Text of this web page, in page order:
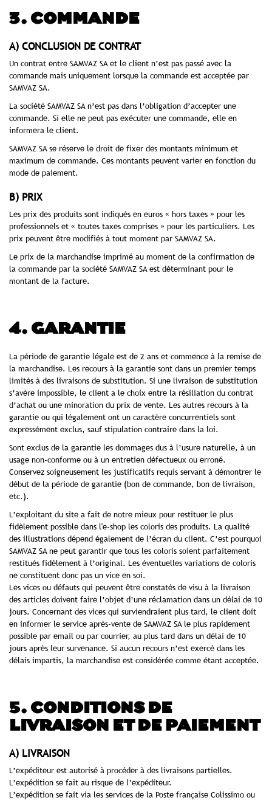
3. COMMANDE
A) CONCLUSION DE CONTRAT
Un contrat entre SAMVAZ SA et le client n’est pas passé avec la
commande mais uniquement lorsque la commande est acceptée par
SAMVAZ SA.
La société SAMVAZ SA n’est pas dans l’obligation d’accepter une
commande. Si elle ne peut pas exécuter une commande, elle en
informera le client.
SAMVAZ SA se réserve le droit de fixer des montants minimum et
maximum de commande. Ces montants peuvent varier en fonction du
mode de paiement.
B) PRIX
Les prix des produits sont indiqués en euros « hors taxes » pour les
professionnels et « toutes taxes comprises » pour les particuliers. Les
prix peuvent être modifiés à tout moment par SAMVAZ SA.
Le prix de la marchandise imprimé au moment de la confirmation de
la commande par la société SAMVAZ SA est déterminant pour le
montant de la facture.
4. GARANTIE
La période de garantie légale est de 2 ans et commence à la remise de
la marchandise. Les recours à la garantie sont dans un premier temps
limités à des livraisons de substitution. Si une livraison de substitution
s’avère impossible, le client a le choix entre la résiliation du contrat
d’achat ou une minoration du prix de vente. Les autres recours à la
garantie ou qui légalement ont un caractère concurrentiels sont
expressément exclus, sauf stipulation contraire dans la loi.
Sont exclus de la garantie les dommages dus à l’usure naturelle, à un
usage non-conforme ou à un entretien défectueux ou erroné.
Conservez soigneusement les justificatifs requis servant à démontrer le
début de la période de garantie (bon de commande, bon de livraison,
etc.).
L’exploitant du site a fait de notre mieux pour restituer le plus
fidèlement possible dans l'e-shop les coloris des produits. La qualité
des illustrations dépend également de l’écran du client. C’est pourquoi
SAMVAZ SA ne peut garantir que tous les coloris soient parfaitement
restitués fidèlement à l’original. Les éventuelles variations de coloris
ne constituent donc pas un vice en soi.
Les vices ou défauts qui peuvent être constatés de visu à la livraison
des articles doivent faire l’objet d’une réclamation dans un délai de 10
jours. Concernant des vices qui surviendraient plus tard, le client doit
en informer le service après-vente de SAMVAZ SA le plus rapidement
possible par email ou par courrier, au plus tard dans un délai de 10
jours après leur survenance. Si aucun recours n’est exercé dans les
délais impartis, la marchandise est considérée comme étant acceptée.
5. CONDITIONS DE
LIVRAISON ET DE PAIEMENT
A) LIVRAISON
L’expéditeur est autorisé à procéder à des livraisons partielles.
L’expédition se fait au risque de l’expéditeur.
L’expédition se fait via les services de la Poste française Colissimo ou